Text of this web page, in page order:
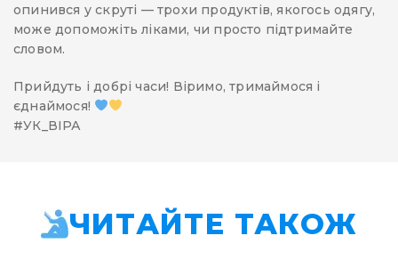
опинився у скруті — трохи продуктів, якогось одягу,
може допоможіть ліками, чи просто підтримайте
словом.
Прийдуть і добрі часи! Віримо, тримаймося і
єднаймося!
#УК_ВІРА
ЧИТАЙТЕ ТАКОЖ